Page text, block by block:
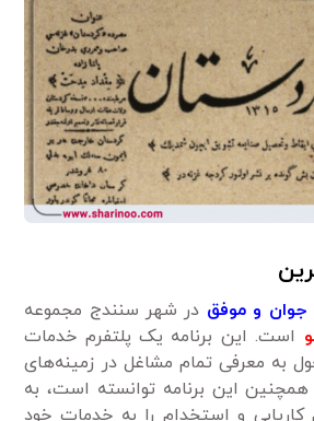
جوان و موفق در شهر سنندج مجموعه
است. این برنامه یک پلتفرم خدمات
معرفی تمام مشاغل در زمینه‌های
این برنامه توانسته است، به
کاریابی و استخدام را به خدمات خود